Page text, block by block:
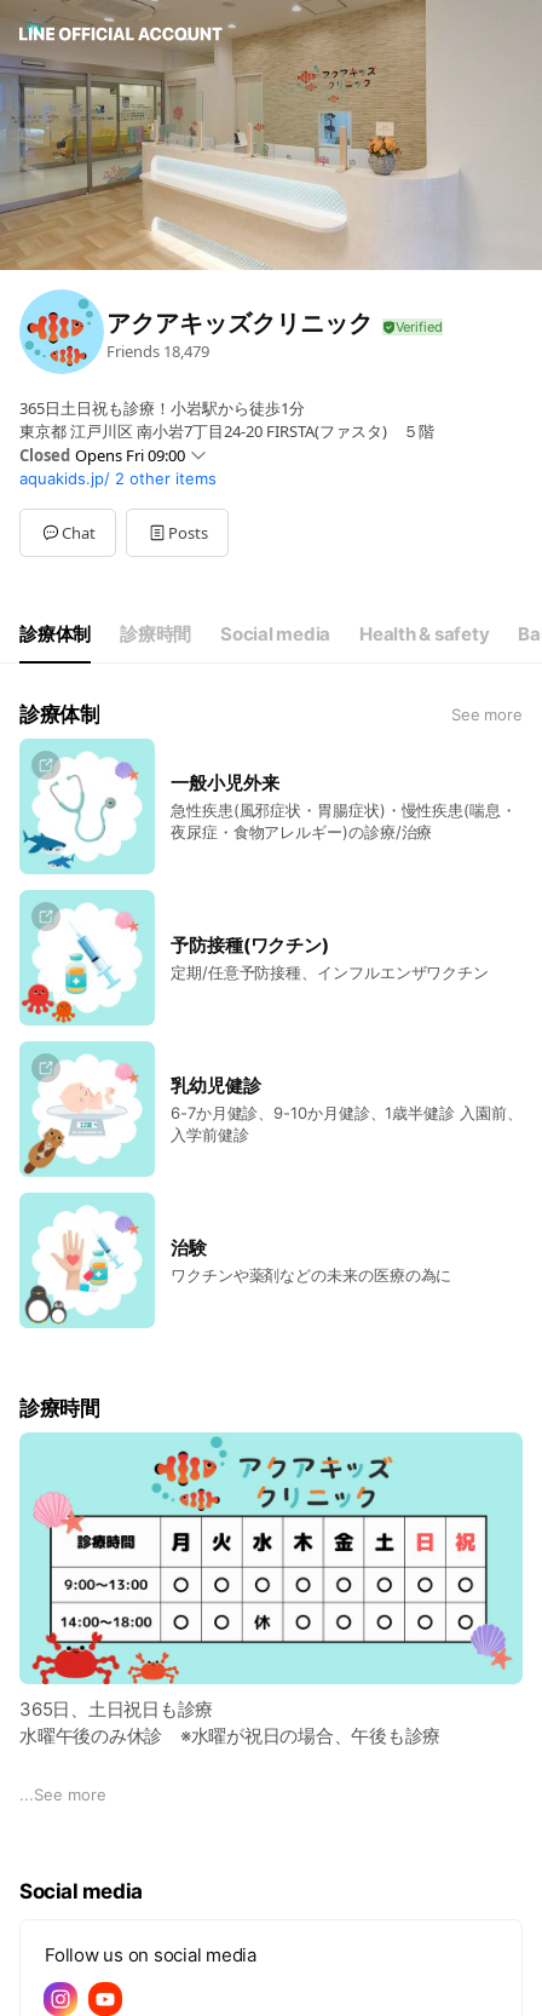
アクアキッズクリニック
Friends 18,479
365日土日祝も診療！小岩駅から徒歩1分
東京都 江戸川区 南小岩7丁目24-20 FIRSTA(ファスタ) ５階
Closed Opens Fri 09:00
Sun09:00 - 13:00,14:00 - 18:00
Mon09:00 - 13:00,14:00 - 18:00
Tue09:00 - 13:00,14:00 - 18:00
Wed09:00 - 13:00
Sat09:00 - 13:00,14:00 - 18:00
365日、土日祝日も診療 水曜午後のみ休診
aquakids.jp/ 2 other items
Chat Posts
診療体制 診療時間 Social media Health & safety
診療体制 See more
一般小児外来
急性疾患(風邪症状・胃腸症状)・慢性疾患(喘息・
夜尿症・食物アレルギー)の診療/治療
予防接種(ワクチン)
定期/任意予防接種、インフルエンザワクチン
乳幼児健診
6-7か月健診、9-10か月健診、1歳半健診 入園前、
入学前健診
治験
ワクチンや薬剤などの未来の医療の為に
診療時間
365日、土日祝日も診療
水曜午後のみ休診 ※水曜が祝日の場合、午後も診療
★★一般小児外来★★
★★乳幼児健診・予防接種★★
健診予約：ワクチン＋健診の同時予約
前日23：59まで予約可能
...See more
Social media
Follow us on social media